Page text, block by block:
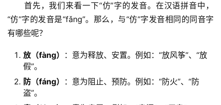
首先，我们来看一下“仿”字的发音。在汉语拼音中，
“仿”字的发音是“fǎng”。那么，与“仿”字发音相同的同音字
有哪些呢？
放（fàng）
：意为释放、安置。例如：“放风筝”、“放
假”。
防（fáng）
：意为阻止、预防。例如：“防火”、“防
盗”。